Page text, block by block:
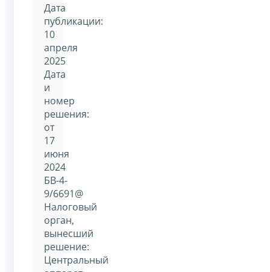
Дата
публикации:
10
апреля
2025
Дата
и
номер
решения:
от
17
июня
2024
БВ-4-
9/6691@
Налоговый
орган,
вынесший
решение:
Центральный